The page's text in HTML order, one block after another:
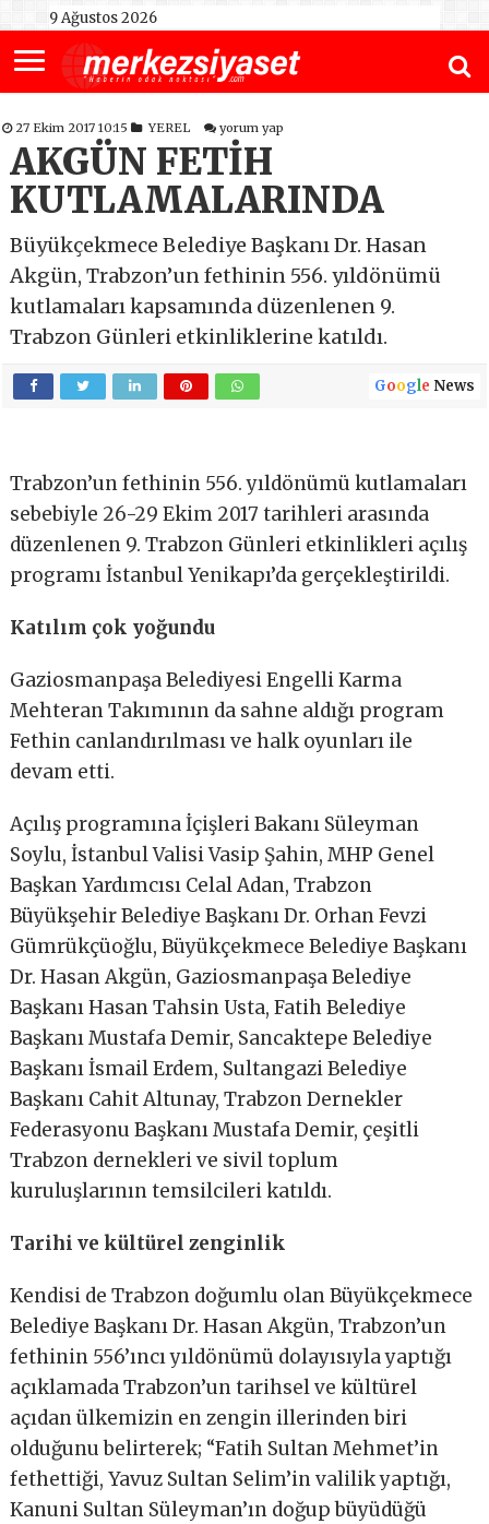
9 Ağustos 2026
27 Ekim 2017 10:15 YEREL yorum yap
AKGÜN FETİH
KUTLAMALARINDA
Büyükçekmece Belediye Başkanı Dr. Hasan
Akgün, Trabzon’un fethinin 556. yıldönümü
kutlamaları kapsamında düzenlenen 9.
Trabzon Günleri etkinliklerine katıldı.
Google News
Trabzon’un fethinin 556. yıldönümü kutlamaları
sebebiyle 26-29 Ekim 2017 tarihleri arasında
düzenlenen 9. Trabzon Günleri etkinlikleri açılış
programı İstanbul Yenikapı’da gerçekleştirildi.
Katılım çok yoğundu
Gaziosmanpaşa Belediyesi Engelli Karma
Mehteran Takımının da sahne aldığı program
Fethin canlandırılması ve halk oyunları ile
devam etti.
Açılış programına İçişleri Bakanı Süleyman
Soylu, İstanbul Valisi Vasip Şahin, MHP Genel
Başkan Yardımcısı Celal Adan, Trabzon
Büyükşehir Belediye Başkanı Dr. Orhan Fevzi
Gümrükçüoğlu, Büyükçekmece Belediye Başkanı
Dr. Hasan Akgün, Gaziosmanpaşa Belediye
Başkanı Hasan Tahsin Usta, Fatih Belediye
Başkanı Mustafa Demir, Sancaktepe Belediye
Başkanı İsmail Erdem, Sultangazi Belediye
Başkanı Cahit Altunay, Trabzon Dernekler
Federasyonu Başkanı Mustafa Demir, çeşitli
Trabzon dernekleri ve sivil toplum
kuruluşlarının temsilcileri katıldı.
Tarihi ve kültürel zenginlik
Kendisi de Trabzon doğumlu olan Büyükçekmece
Belediye Başkanı Dr. Hasan Akgün, Trabzon’un
fethinin 556’ıncı yıldönümü dolayısıyla yaptığı
açıklamada Trabzon’un tarihsel ve kültürel
açıdan ülkemizin en zengin illerinden biri
olduğunu belirterek; “Fatih Sultan Mehmet’in
fethettiği, Yavuz Sultan Selim’in valilik yaptığı,
Kanuni Sultan Süleyman’ın doğup büyüdüğü